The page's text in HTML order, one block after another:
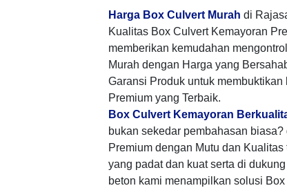
Harga Box Culvert Murah di
Kualitas Box Culvert Kemayoran
memberikan kemudahan
Murah dengan Harga yang
Garansi Produk untuk
Premium yang Terbaik.
Box Culvert Kemayoran
bukan sekedar pembahasan
Premium dengan Mutu dan
yang padat dan kuat serta di
beton kami menampilkan solusi